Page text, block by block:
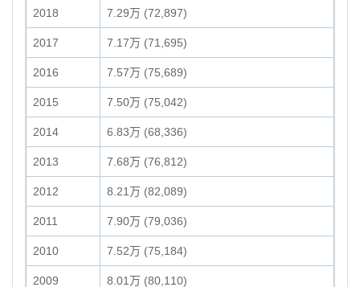
2018 7.29万 (72,897)
2017 7.17万 (71,695)
2016 7.57万 (75,689)
2015 7.50万 (75,042)
2014 6.83万 (68,336)
2013 7.68万 (76,812)
2012 8.21万 (82,089)
2011 7.90万 (79,036)
2010 7.52万 (75,184)
2009 8.01万 (80,110)